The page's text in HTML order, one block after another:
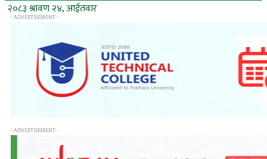
२०८३ श्रावण २४, आईतवार
- ADVERTISEMENT -
- ADVERTISEMENT -